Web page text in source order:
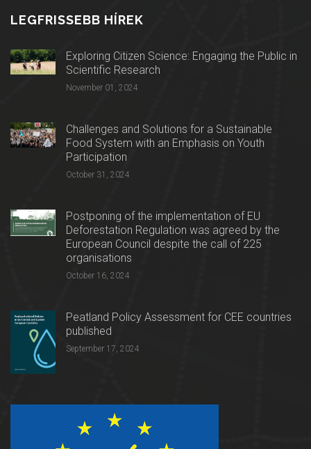
LEGFRISSEBB HÍREK
Exploring Citizen Science: Engaging the Public in
Scientific Research
November 01, 2024
Challenges and Solutions for a Sustainable
Food System with an Emphasis on Youth
Participation
October 31, 2024
Postponing of the implementation of EU
Deforestation Regulation was agreed by the
European Council despite the call of 225
organisations
October 16, 2024
Peatland Policy Assessment for CEE countries
published
September 17, 2024